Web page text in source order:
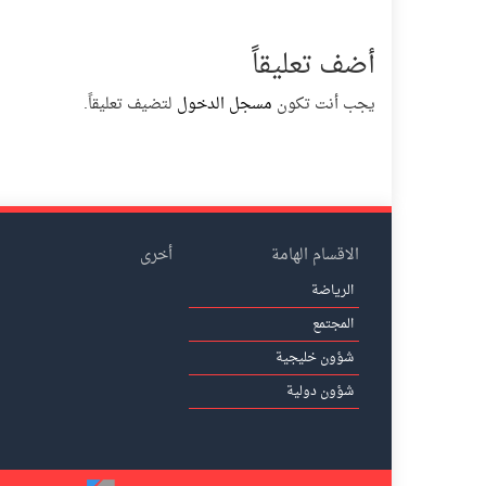
أضف تعليقاً
يجب أنت تكون مسجل الدخول لتضيف تعليقاً.
الاقسام الهامة
الرياضة
المجتمع
شؤون خليجية
شؤون دولية
أخرى